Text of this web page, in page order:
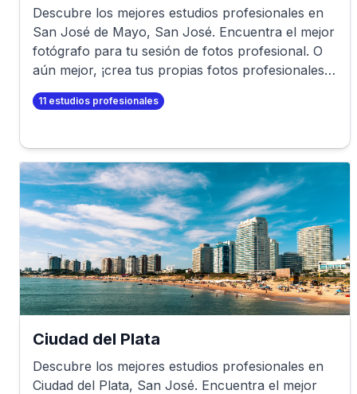
Descubre los mejores estudios profesionales en
San José de Mayo, San José. Encuentra el mejor
fotógrafo para tu sesión de fotos profesional. O
aún mejor, ¡crea tus propias fotos profesionales
en minutos!
11 estudios profesionales
Ciudad del Plata
Descubre los mejores estudios profesionales en
Ciudad del Plata, San José. Encuentra el mejor